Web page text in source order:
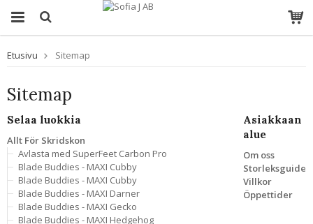
Etusivu Sitemap
Sitemap
Selaa luokkia
Allt För Skridskon
Avlasta med SuperFeet Carbon Pro
Blade Buddies - MAXI Cubby
Blade Buddies - MAXI Cubby
Blade Buddies - MAXI Darner
Blade Buddies - MAXI Gecko
Blade Buddies - MAXI Hedgehog
Asiakkaan
alue
Om oss
Storleksguide
Villkor
Öppettider